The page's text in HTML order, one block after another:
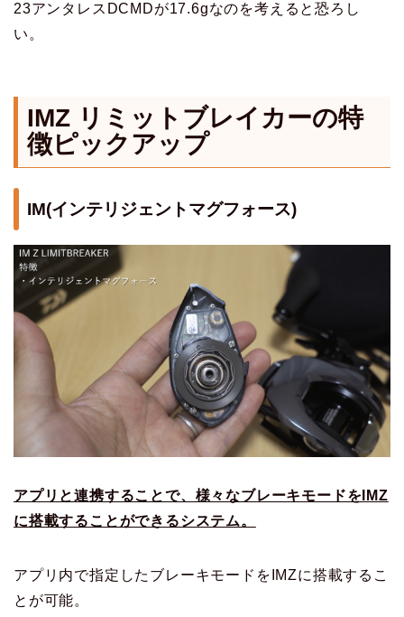
23アンタレスDCMDが17.6gなのを考えると恐ろし
い。
IMZ リミットブレイカーの特
徴ピックアップ
IM(インテリジェントマグフォース)
アプリと連携することで、様々なブレーキモードをIMZ
に搭載することができるシステム。
アプリ内で指定したブレーキモードをIMZに搭載するこ
とが可能。